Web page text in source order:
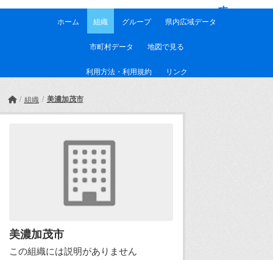
す
ホーム 組織 グループ 県内広域データ
市町村データ 地図で見る
利用方法・利用規約 リンク
組織 美濃加茂市
美濃加茂市
この組織には説明がありません